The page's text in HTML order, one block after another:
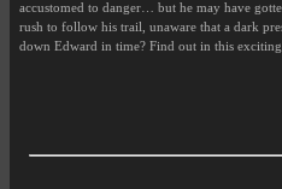
accustomed to danger… but he may have
rush to follow his trail, unaware that a dark
down Edward in time? Find out in this